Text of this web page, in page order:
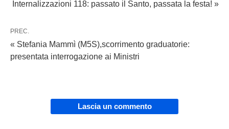
Internalizzazioni 118: passato il Santo, passata la festa! »
PREC.
« Stefania Mammì (M5S),scorrimento graduatorie:
presentata interrogazione ai Ministri
Lascia un commento